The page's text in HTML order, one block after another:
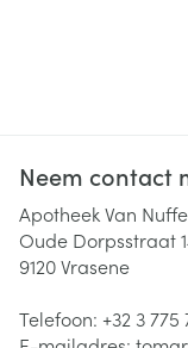
Neem contact
Apotheek Van
Oude Dorpsstraat
9120Vrasene
Telefoon: +32 3 775